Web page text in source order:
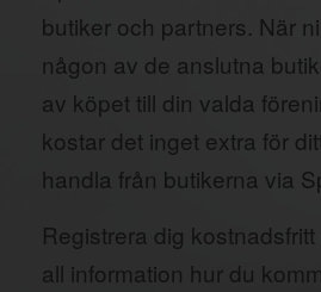
butiker och partners. När
någon av de anslutna
av köpet till din valda
kostar det inget extra för
handla från butikerna via
Registrera dig
all information hur du